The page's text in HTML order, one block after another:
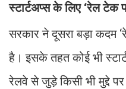
स्टार्टअप्स के लिए ‘रेल टेक
सरकार ने दूसरा बड़ा कदम
है। इसके तहत कोई भी
रेलवे से जुड़े किसी भी मुद्दे